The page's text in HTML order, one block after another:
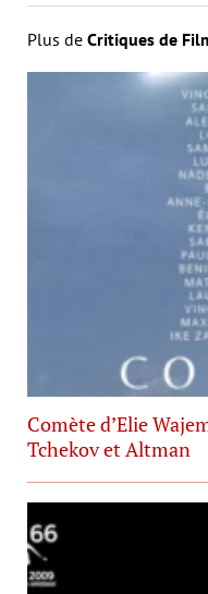
Plus de Critiques de
Comète d’Elie
Tchekov et Altman